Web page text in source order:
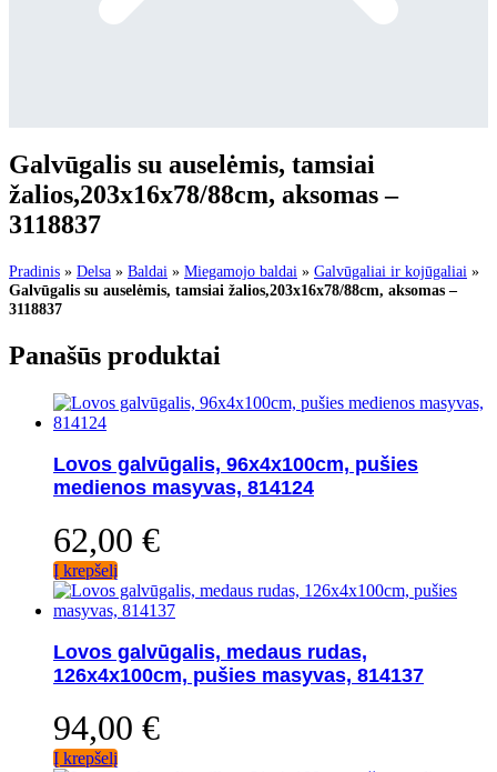
Galvūgalis su auselėmis, tamsiai
žalios,203x16x78/88cm, aksomas –
3118837
Pradinis » Delsa » Baldai » Miegamojo baldai » Galvūgaliai ir kojūgaliai »
Galvūgalis su auselėmis, tamsiai žalios,203x16x78/88cm, aksomas –
3118837
Panašūs produktai
Lovos galvūgalis, 96x4x100cm, pušies
medienos masyvas, 814124
62,00 €
Į krepšelį
Lovos galvūgalis, medaus rudas,
126x4x100cm, pušies masyvas, 814137
94,00 €
Į krepšelį